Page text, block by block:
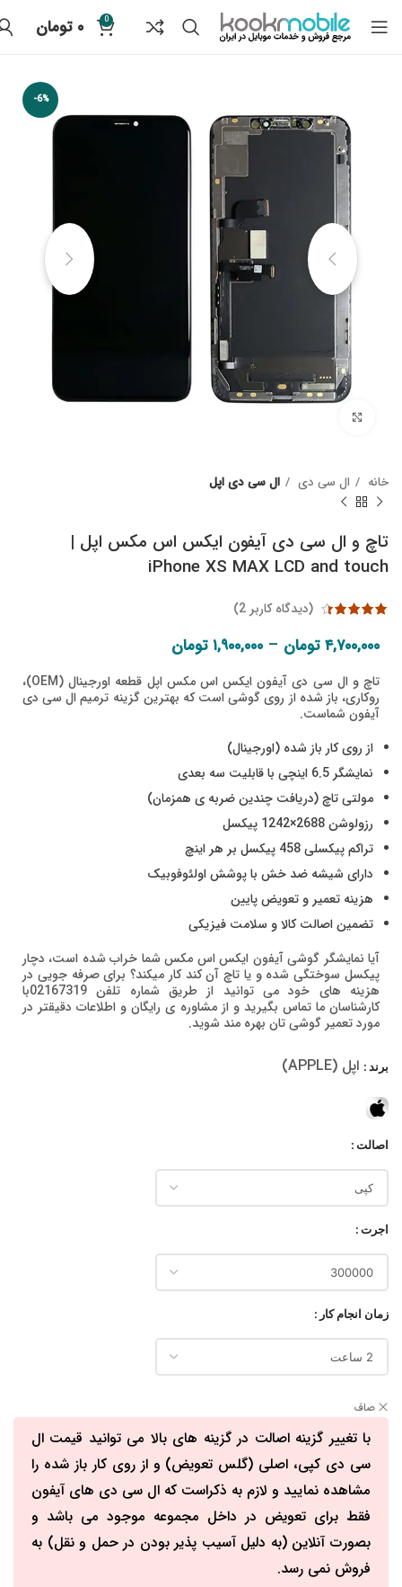
0 ۰ تومان
-6%
خانه ال سی دی ال سی دی اپل
تاچ و ال سی دی آیفون ایکس اس مکس اپل |
iPhone XS MAX LCD and touch
(دیدگاه کاربر 2
)
۴,۷۰۰,۰۰۰تومان – ۱,۹۰۰,۰۰۰تومان
۴,۷۰۰,۰۰۰ تومان
تاچ و ال سی دی آیفون ایکس اس مکس اپل قطعه اورجینال (OEM)،
روکاری، باز شده از روی گوشی است که بهترین گزینه ترمیم ال سی دی
آیفون شماست.
از روی کار باز شده (اورجینال)
نمایشگر 6.5 اینچی با قابلیت سه بعدی
مولتی تاچ (دریافت چندین ضربه ی همزمان)
رزولوشن 2688×1242 پیکسل
تراکم پیکسلی 458 پیکسل بر هر اینچ
دارای شیشه ضد خش با پوشش اولئوفوبیک
هزینه تعمیر و تعویض پایین
تضمین اصالت کالا و سلامت فیزیکی
آیا نمایشگر گوشی آیفون ایکس اس مکس شما خراب شده است، دچار
پیکسل سوختگی شده و یا تاچ آن کند کار میکند؟ برای صرفه جویی در
هزینه های خود می توانید از طریق شماره تلفن 02167319با
کارشناسان ما تماس بگیرید و از مشاوره ی رایگان و اطلاعات دقیقتر در
مورد تعمیر گوشی تان بهره مند شوید.
برند اپل (APPLE)
اصالت
اجرت
زمان انجام کار
صاف
با تغییر گزینه اصالت در گزینه های بالا می توانید قیمت ال
سی دی کپی، اصلی (گلس تعویض) و از روی کار باز شده را
مشاهده نمایید و لازم به ذکراست که ال سی دی های آیفون
فقط برای تعویض در داخل مجموعه موجود می باشد و
بصورت آنلاین (به دلیل آسیب پذیر بودن در حمل و نقل) به
فروش نمی رسد.